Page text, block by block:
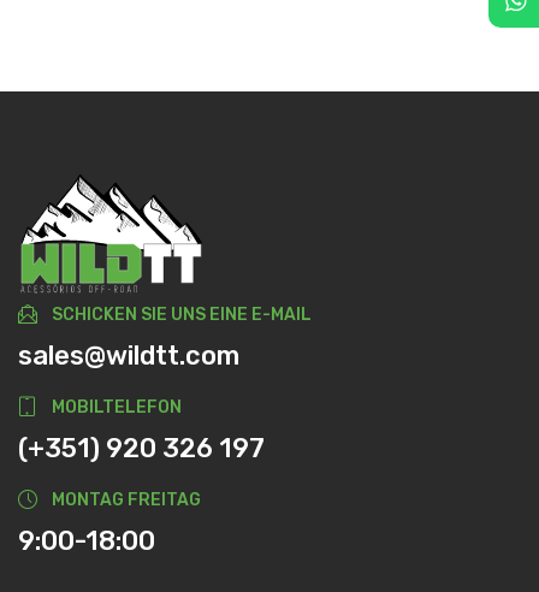
SCHICKEN SIE UNS EINE E-MAIL
sales@wildtt.com
MOBILTELEFON
(+351) 920 326 197
MONTAG FREITAG
9:00-18:00